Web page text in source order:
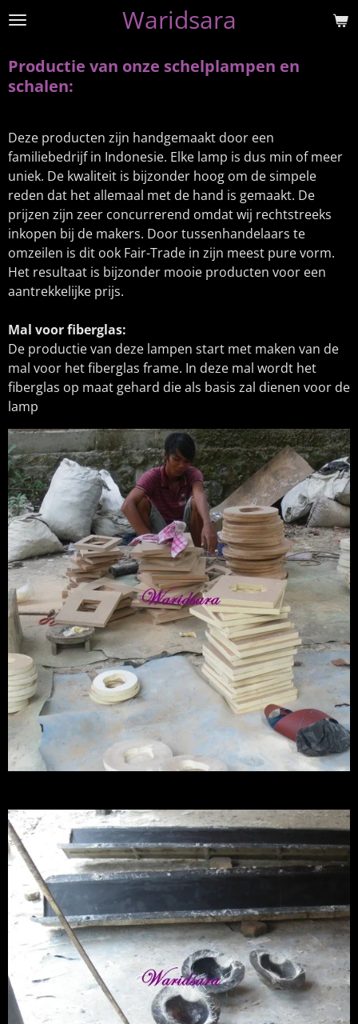
Ga
de
hoofdinhoud
Waridsara
Productie van onze schelplampen en
schalen:
Deze producten zijn handgemaakt door een
familiebedrijf in Indonesie. Elke lamp is dus min of meer
uniek. De kwaliteit is bijzonder hoog om de simpele
reden dat het allemaal met de hand is gemaakt. De
prijzen zijn zeer concurrerend omdat wij rechtstreeks
inkopen bij de makers. Door tussenhandelaars te
omzeilen is dit ook Fair-Trade in zijn meest pure vorm.
Het resultaat is bijzonder mooie producten voor een
aantrekkelijke prijs.
Mal voor fiberglas:
De productie van deze lampen start met maken van de
mal voor het fiberglas frame. In deze mal wordt het
fiberglas op maat gehard die als basis zal dienen voor de
lamp